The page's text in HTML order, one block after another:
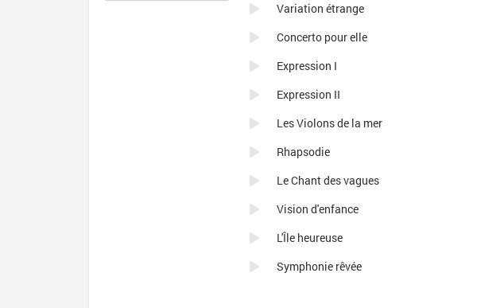
Variation étrange
Concerto pour elle
Expression I
Expression II
Les Violons de la mer
Rhapsodie
Le Chant des vagues
Vision d'enfance
L'Île heureuse
Symphonie rêvée